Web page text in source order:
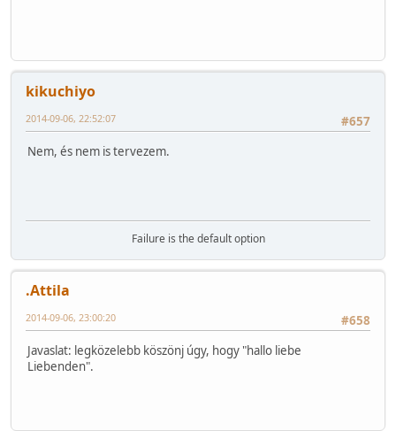
kikuchiyo
#657
2014-09-06, 22:52:07
Nem, és nem is tervezem.
Failure is the default option
.Attila
#658
2014-09-06, 23:00:20
Javaslat: legközelebb köszönj úgy, hogy "hallo liebe
Liebenden".